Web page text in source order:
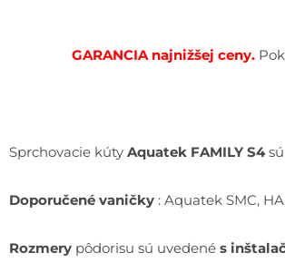
GARANCIA najnižšej ceny.
Sprchovacie kúty Aquatek FAMILY S4sú
Doporučené vaničky : Aquatek SMC,
Rozmery pôdorisu sú uvedené s